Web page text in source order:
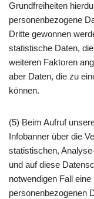
Grundfreiheiten
personenbezogene
Dritte gewonnen
statistische Daten,
weiteren Faktoren
aber Daten, die zu
können.
(5) Beim Aufruf
Infobanner über die
statistischen,
und auf diese
notwendigen Fall
personenbezogenen